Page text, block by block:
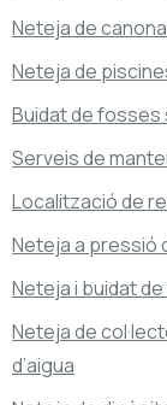
Neteja de
Neteja de
Buidat de
Serveis de
Localització de
Neteja a pressió
Neteja i buidat
Neteja de
d’aigua